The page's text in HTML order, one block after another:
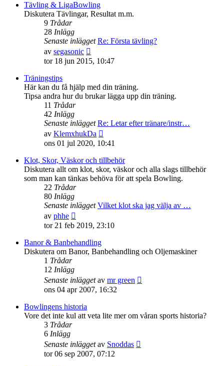
Tävling & LigaBowling
Diskutera Tävlingar, Resultat m.m.
9 Trådar
28 Inlägg
Senaste inlägget Re: Första tävling?
av segasonic
till
inlägget
tor 18 jun 2015, 10:47
Träningstips
Här kan du få hjälp med din träning.
Tipsa andra hur du brukar lägga upp din träning.
11 Trådar
42 Inlägg
Senaste inlägget Re: Letar efter tränare/instr…
av KlemxhukDa
till
senaste
inlägget
ons 01 jul 2020, 10:41
Klot, Skor, Väskor och tillbehör
Diskutera allt om klot, skor, väskor och alla slags tillbehör
som man kan tänkas behöva för att spela Bowling.
22 Trådar
80 Inlägg
Senaste inlägget Vilket klot ska jag välja av …
av phhe
till
senaste
inlägget
tor 21 feb 2019, 23:10
Banor & Banbehandling
Diskutera om Banor, Banbehandling och Oljemaskiner
1 Trådar
12 Inlägg
Senaste inläggetav mr green
inlägget
ons 04 apr 2007, 16:32
Bowlingens historia
Vore det inte kul att veta lite mer om våran sports historia?
3 Trådar
6 Inlägg
Senaste inläggetav Snoddas
tor 06 sep 2007, 07:12